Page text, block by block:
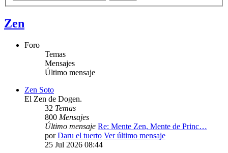
Zen
Foro
Temas
Mensajes
Último mensaje
Zen Soto
El Zen de Dogen.
32 Temas
800 Mensajes
Último mensaje Re: Mente Zen, Mente de Princ…
porDaru el tuerto Ver último mensaje
25 Jul 2026 08:44